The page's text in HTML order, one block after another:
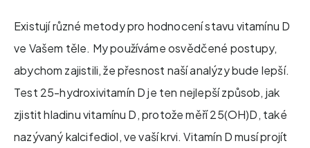
Existují různé metody pro hodnocení stavu vitamínu D
ve Vašem těle. My používáme osvědčené postupy,
abychom zajistili, že přesnost naší analýzy bude lepší.
Test 25-hydroxivitamín D je ten nejlepší způsob, jak
zjistit hladinu vitamínu D, protože měří 25(OH)D, také
nazývaný kalcifediol, ve vaší krvi. Vitamín D musí projít